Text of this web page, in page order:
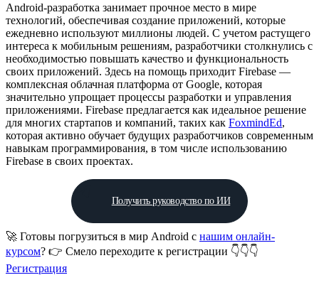
Android-разработка занимает прочное место в мире
технологий, обеспечивая создание приложений, которые
ежедневно используют миллионы людей. С учетом растущего
интереса к мобильным решениям, разработчики столкнулись с
необходимостью повышать качество и функциональность
своих приложений. Здесь на помощь приходит Firebase —
комплексная облачная платформа от Google, которая
значительно упрощает процессы разработки и управления
приложениями. Firebase предлагается как идеальное решение
для многих стартапов и компаний, таких как FoxmindEd,
которая активно обучает будущих разработчиков современным
навыкам программирования, в том числе использованию
Firebase в своих проектах.
Получить руководство по ИИ
🚀 Готовы погрузиться в мир Android с нашим онлайн-
курсом? 👉 Смело переходите к регистрации 👇👇👇
Регистрация